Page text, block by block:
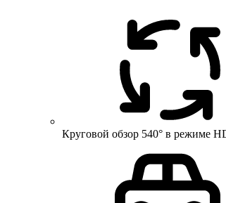
Круговой обзор 540° в режиме